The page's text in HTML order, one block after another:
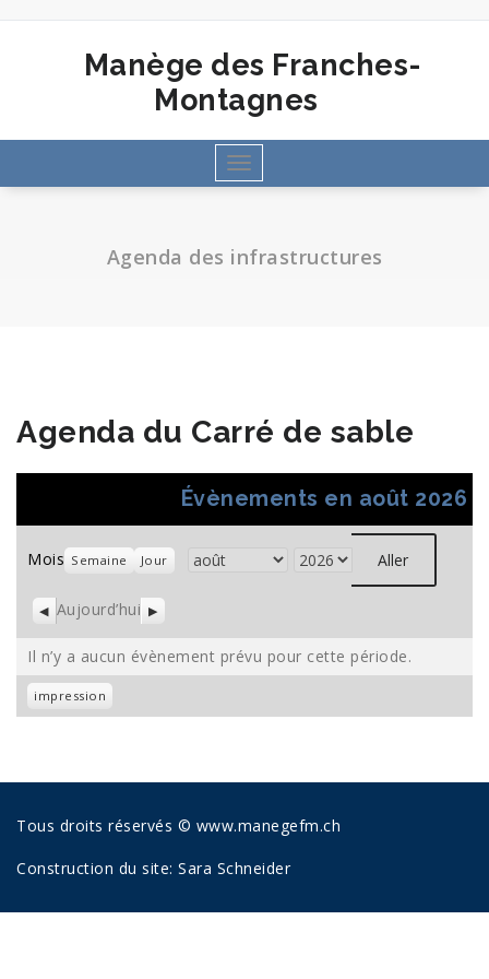
Manège des Franches-
Montagnes
Toggle
navigation
Agenda des infrastructures
Agenda du Carré de sable
Évènements en août 2026
Mois Semaine Jour
Mois
Année
Précédent
Aujourd’hui Suivant
Il n’y a aucun évènement prévu pour cette période.
Vue
impression
Tous droits réservés © www.manegefm.ch
Construction du site: Sara Schneider